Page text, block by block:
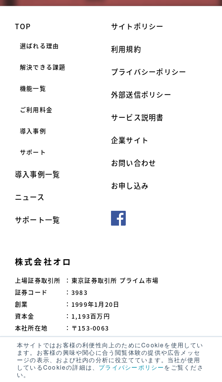
本サイトではお客様の利便性向上のためにCookieを使用してい
ます。お客様の興味や関心に合う閲覧体験の提供や広告メッセ
ージの表示、および社内の分析に役立てています。当社が使用
しているCookieの詳細は、 プライバシーポリシーをご覧くださ
い。
株式会社オロ
上場証券取引所 ： 東京証券取引所 プライム市場
証券コード
： 3983
創業
： 1999年1月20日
資本金
： 1,193百万円
本社所在地
： 〒153-0063
東京都目黒区目黒3-9-1
目黒須田ビル
TOP
選ばれる理由
解決できる課題
機能一覧
ご利用料金
導入事例
サポート
導入事例一覧
ニュース
サポート一覧
サイトポリシー
利用規約
プライバシーポリシー
外部送信ポリシー
サービス説明書
企業サイト
お問い合わせ
お申し込み